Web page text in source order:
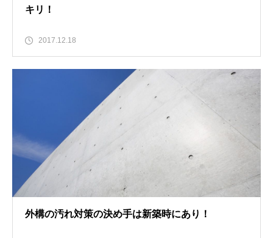
キリ！
2017.12.18
外構の汚れ対策の決め手は新築時にあり！